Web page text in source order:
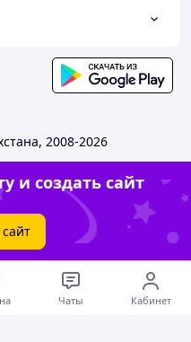
2008-2026
и создать сайт
Чаты Кабинет